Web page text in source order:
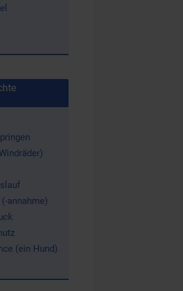
annahme)
(ein Hund)